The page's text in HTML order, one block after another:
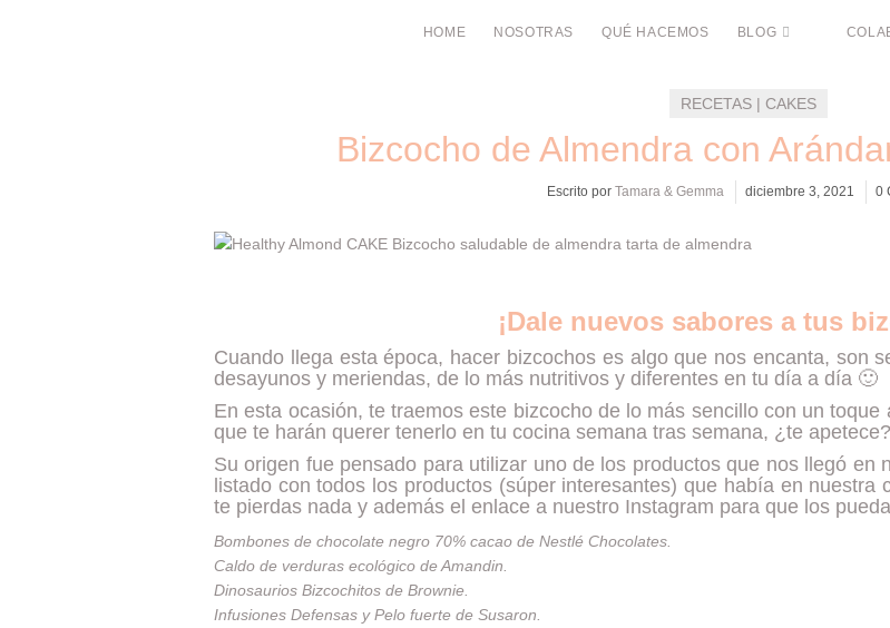
HOME NOSOTRAS QUÉ HACEMOS BLOG
RECETAS | CAKES
Bizcocho de Almendra con
Escrito por Tamara & Gemma diciembre 3, 2021 0
¡Dale nuevos sabores a tus
Cuando llega esta época, hacer bizcochos es algo que nos encanta, son
desayunos y meriendas, de lo más nutritivos y diferentes en tu día a día 🙂
En esta ocasión, te traemos este bizcocho de lo más sencillo con un
que te harán querer tenerlo en tu cocina semana tras semana, ¿te apetece?
Su origen fue pensado para utilizar uno de los productos que nos llegó en
listado con todos los productos (súper interesantes) que había en
te pierdas nada y además el enlace a nuestro Instagram para que los
Bombones de chocolate negro 70% cacao de Nestlé Chocolates
Caldo de verduras ecológico deAmandin
Dinosaurios Bizcochitos de Brownie.
Infusiones Defensas y Pelo fuerte de Susaron